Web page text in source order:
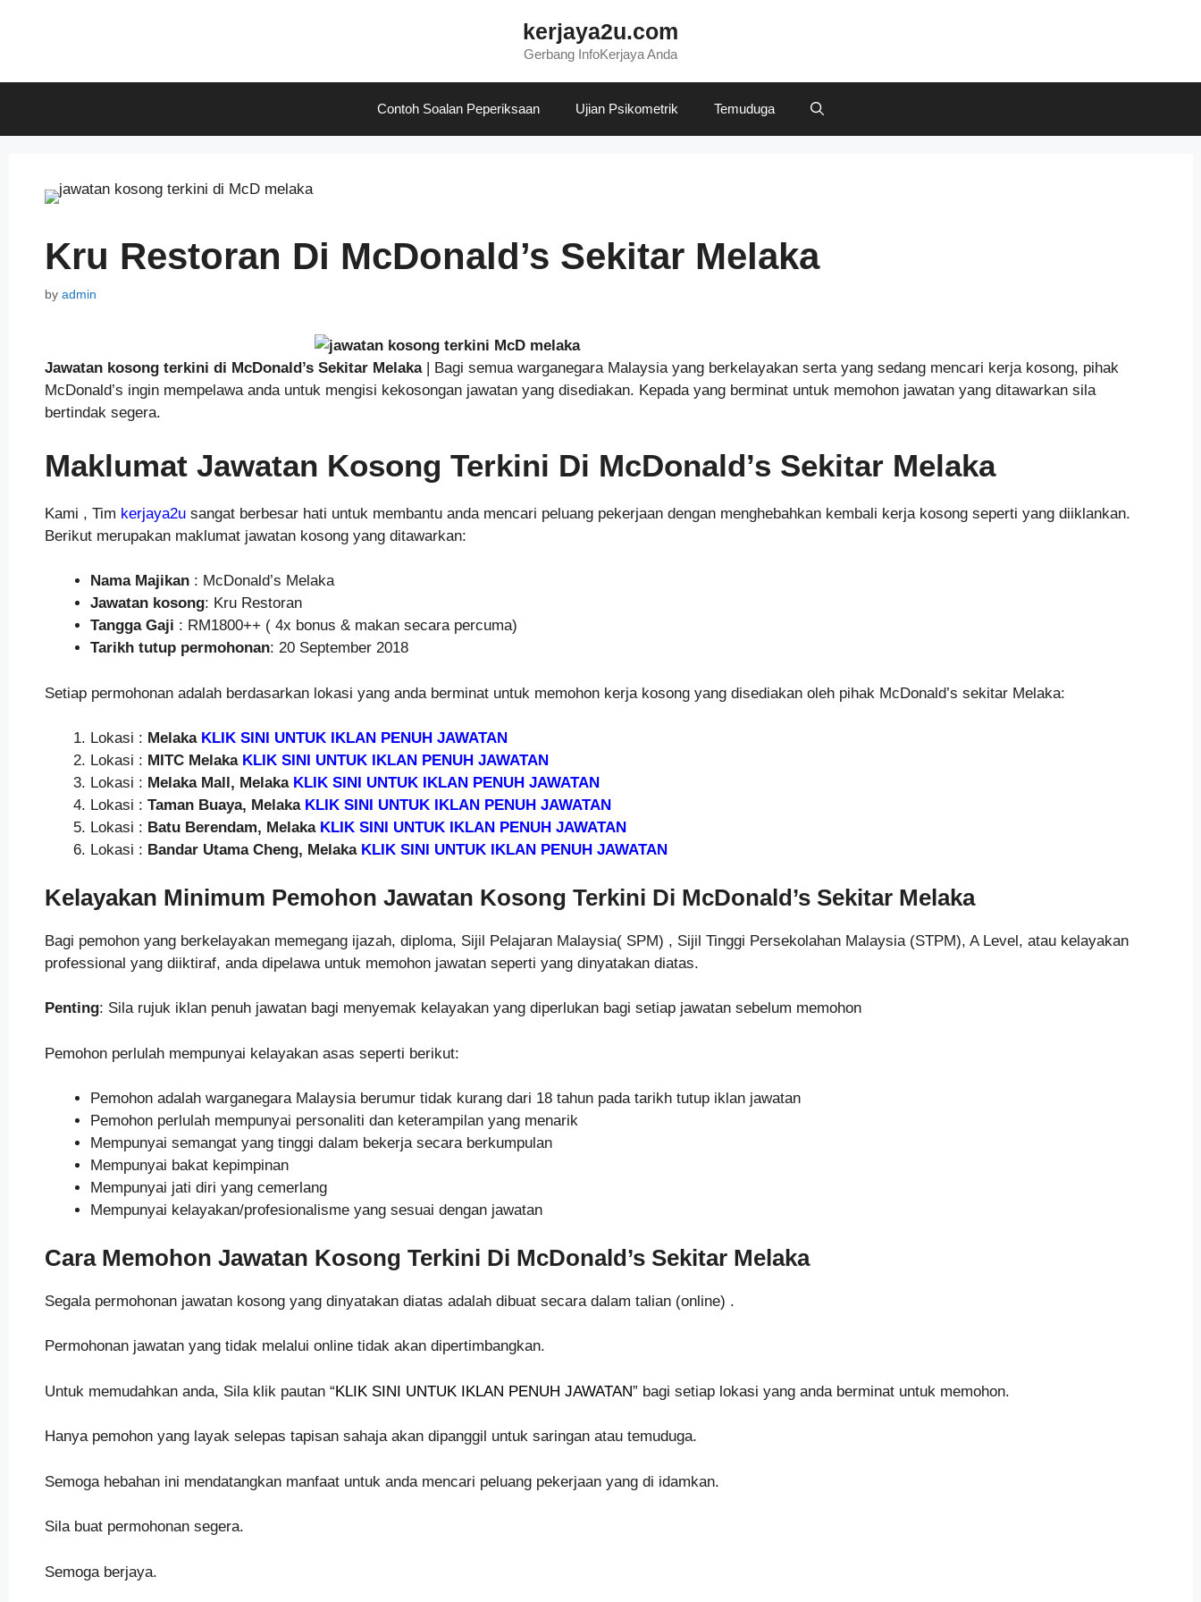
kerjaya2u.com
Gerbang InfoKerjaya Anda
Contoh Soalan Peperiksaan Ujian Psikometrik Temuduga
Kru Restoran Di McDonald’s Sekitar Melaka
by admin
Jawatan kosong terkini di McDonald’s Sekitar Melaka| Bagi semua warganegara Malaysia yang berkelayakan serta yang sedang mencari kerja kosong, pihak
McDonald’s ingin mempelawa anda untuk mengisi kekosongan jawatan yang disediakan. Kepada yang berminat untuk memohon jawatan yang ditawarkan sila
bertindak segera.
Maklumat Jawatan Kosong Terkini Di McDonald’s Sekitar Melaka
Kami , Tim kerjaya2usangat berbesar hati untuk membantu anda mencari peluang pekerjaan dengan menghebahkan kembali kerja kosong seperti yang diiklankan.
Berikut merupakan maklumat jawatan kosong yang ditawarkan:
Nama Majikan: McDonald’s Melaka
Jawatan kosong: Kru Restoran
Tangga Gaji : RM1800++ ( 4x bonus & makan secara percuma)
Tarikh tutup permohonan: 20 September 2018
Setiap permohonan adalah berdasarkan lokasi yang anda berminat untuk memohon kerja kosong yang disediakan oleh pihak McDonald’s sekitar Melaka:
Lokasi : Melaka KLIK SINI UNTUK IKLAN PENUH JAWATAN
Lokasi : MITC Melaka KLIK SINI UNTUK IKLAN PENUH JAWATAN
Lokasi : Melaka Mall, Melaka KLIK SINI UNTUK IKLAN PENUH JAWATAN
Lokasi : Taman Buaya, Melaka KLIK SINI UNTUK IKLAN PENUH JAWATAN
Lokasi : Batu Berendam, Melaka KLIK SINI UNTUK IKLAN PENUH JAWATAN
Lokasi : Bandar Utama Cheng, Melaka KLIK SINI UNTUK IKLAN PENUH JAWATAN
Kelayakan Minimum Pemohon Jawatan Kosong Terkini Di McDonald’s Sekitar Melaka
Bagi pemohon yang berkelayakan memegang ijazah, diploma, Sijil Pelajaran Malaysia( SPM) , Sijil Tinggi Persekolahan Malaysia (STPM), A Level, atau kelayakan
professional yang diiktiraf, anda dipelawa untuk memohon jawatan seperti yang dinyatakan diatas.
Penting: Sila rujuk iklan penuh jawatan bagi menyemak kelayakan yang diperlukan bagi setiap jawatan sebelum memohon
Pemohon perlulah mempunyai kelayakan asas seperti berikut:
Pemohon adalah warganegara Malaysia berumur tidak kurang dari 18 tahun pada tarikh tutup iklan jawatan
Pemohon perlulah mempunyai personaliti dan keterampilan yang menarik
Mempunyai semangat yang tinggi dalam bekerja secara berkumpulan
Mempunyai bakat kepimpinan
Mempunyai jati diri yang cemerlang
Mempunyai kelayakan/profesionalisme yang sesuai dengan jawatan
Cara Memohon Jawatan Kosong Terkini Di McDonald’s Sekitar Melaka
Segala permohonan jawatan kosong yang dinyatakan diatas adalah dibuat secara dalam talian (online) .
Permohonan jawatan yang tidak melalui online tidak akan dipertimbangkan.
Untuk memudahkan anda, Sila klik pautan “KLIK SINI UNTUK IKLAN PENUH JAWATAN” bagi setiap lokasi yang anda berminat untuk memohon.
Hanya pemohon yang layak selepas tapisan sahaja akan dipanggil untuk saringan atau temuduga.
Semoga hebahan ini mendatangkan manfaat untuk anda mencari peluang pekerjaan yang di idamkan.
Sila buat permohonan segera.
Semoga berjaya.